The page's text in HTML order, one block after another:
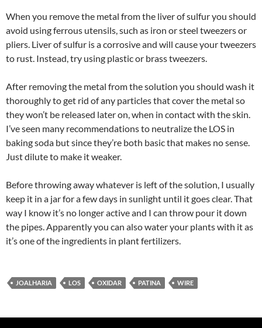
When you remove the metal from the liver of sulfur you should
avoid using ferrous utensils, such as iron or steel tweezers or
pliers. Liver of sulfur is a corrosive and will cause your tweezers
to rust. Instead, try using plastic or brass tweezers.
After removing the metal from the solution you should wash it
thoroughly to get rid of any particles that cover the metal so
they won’t be released later on, when in contact with the skin.
I’ve seen many recommendations to neutralize the LOS in
baking soda but since they’re both basic that makes no sense.
Just dilute to make it weaker.
Before throwing away whatever is left of the solution, I usually
keep it in a jar for a few days in sunlight until it goes clear. That
way I know it’s no longer active and I can throw pour it down
the pipes. Apparently you can also water your plants with it as
it’s one of the ingredients in plant fertilizers.
JOALHARIA LOS OXIDAR PATINA WIRE